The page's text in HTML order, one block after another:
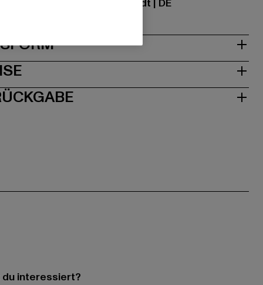
7 | 64372 Ober-Ramstadt | DE
PASSFORM
interessiert?